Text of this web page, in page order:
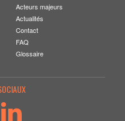
Acteurs majeurs
Actualités
Contact
FAQ
Glossaire